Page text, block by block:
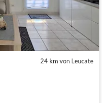
24 km von Leucate